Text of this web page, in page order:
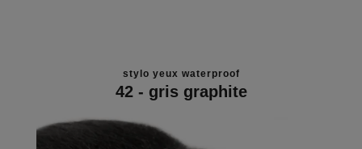
stylo yeux waterproof
42 - gris graphite